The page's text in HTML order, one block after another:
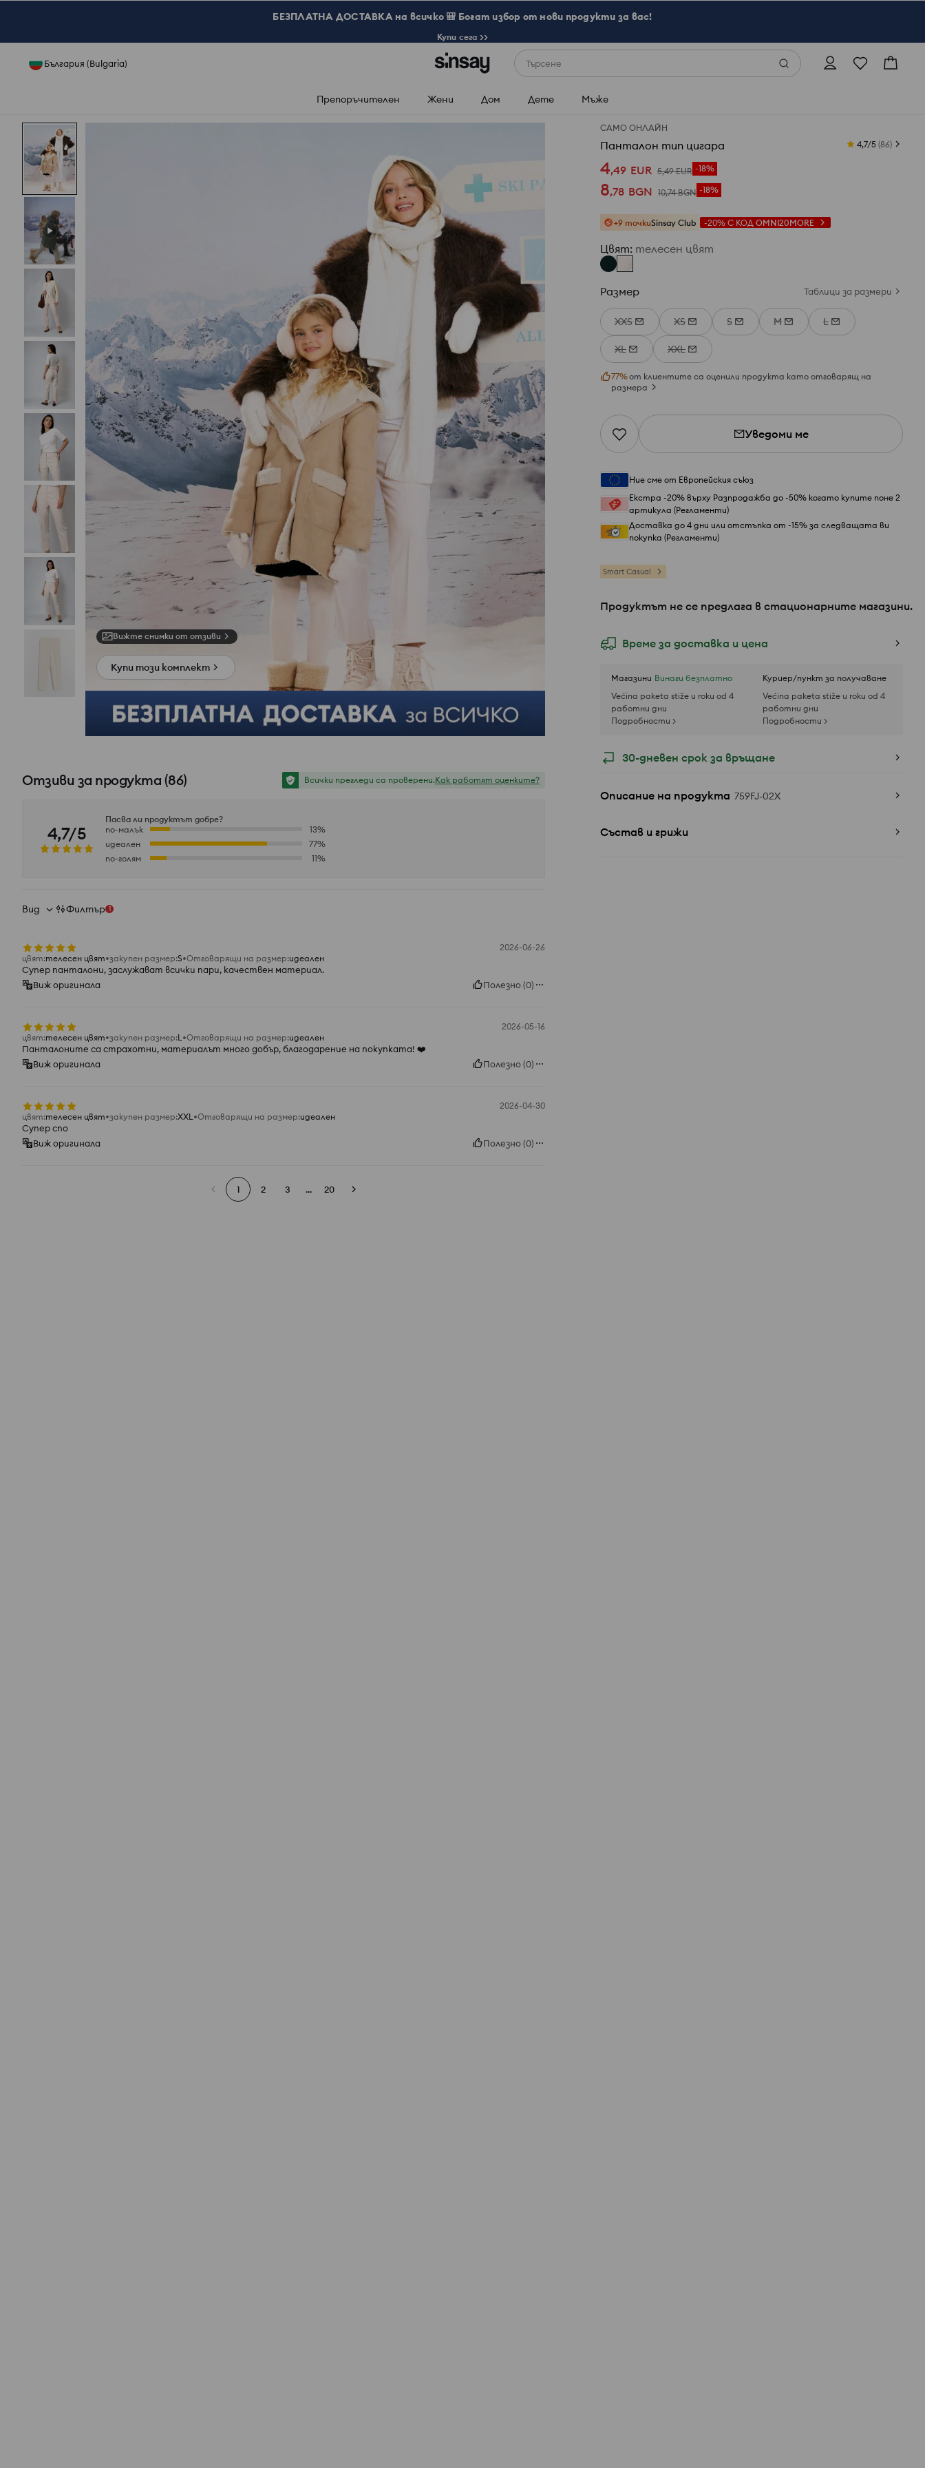
БЕЗПЛАТНА ДОСТАВКА на всичко 🎒 Богат избор от нови продукти за вас!
Купи сега >>
България (Bulgaria) Търсене
Препоръчителен Жени Дом Дете Мъже
САМО ОНЛАЙН
Панталон тип цигара 4,7/5 (86)
4,49 EUR 5,49 EUR -18%
8,78 BGN 10,74 BGN -18%
+9 точкиSinsay Club -20% С КОД OMNI20MORE
Цвят: телесен цвят
Размер Таблици за размери
XXS XS S M L
XL XXL
77%от клиентите са оценили продукта като отговарящ на
размера
Уведоми ме
Ние сме от Европейския съюз
Екстра -20% върху Разпродажба до -50% когато купите поне 2
артикула (Регламенти)
Доставка до 4 дни или отстъпка от -15% за следващата ви
покупка (Регламенти)
Smart Casual
Продуктът не се предлага в стационарните магазини.
Време за доставка и цена
Магазини Винаги безплатно
Većina paketa stiže u roku od 4
работни дни
Подробности >
Куриер/пункт за получаване
Većina paketa stiže u roku od 4
работни дни
Подробности >
30-дневен срок за връщане
Описание на продукта 759FJ-02X
Състав и грижи
Вижте снимки от отзиви
Купи този комплект
Отзиви за продукта (86) Всички прегледи са проверени.Как работят оценките?
4,7/5
Пасва ли продуктът добре?
по-малък
13%
идеален
77%
по-голям
11%
Вид Филтър 1
2026-06-26
цвят:телесен цвят закупен размер:S Отговарящи на размер:идеален
Супер панталони, заслужават всички пари, качествен материал.
Виж оригинала
Полезно(0)
2026-05-16
цвят:телесен цвят закупен размер:L Отговарящи на размер:идеален
Панталоните са страхотни, материалът много добър, благодарение на покупката! ❤️
Виж оригинала
Полезно(0)
2026-04-30
цвят:телесен цвят закупен размер:XXL Отговарящи на размер:идеален
Супер спо
Виж оригинала
Полезно(0)
1 2 3 ... 20